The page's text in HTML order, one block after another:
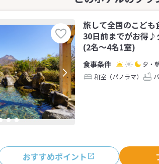
旅して全国のこども
30日前までがお得♪
(2名～4名1室)
夕・
和室（パノラマ）
おすすめポイント